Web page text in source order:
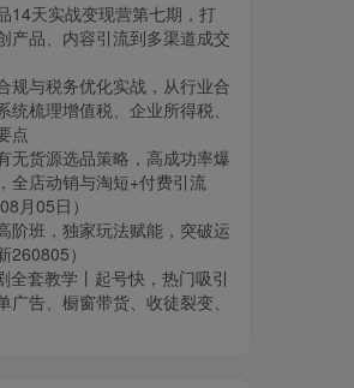
14天实战变现营第七期，打
产品、内容引流到多渠道成交
规与税务优化实战，从行业合
统梳理增值税、企业所得税、
点
无货源选品策略，高成功率爆
全店动销与淘短+付费引流
月05日）
阶班，独家玩法赋能，突破运
260805）
全套教学丨起号快，热门吸引
广告、橱窗带货、收徒裂变、